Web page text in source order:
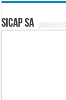
SICAP SA